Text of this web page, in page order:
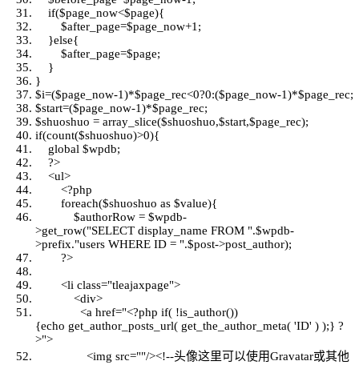
if($page_now<$page){
$after_page=$page_now+1;
}else{
$after_page=$page;
}
}
$i=($page_now-1)*$page_rec<0?0:($page_now-1)*$page_rec;
$start=($page_now-1)*$page_rec;
$shuoshuo = array_slice($shuoshuo,$start,$page_rec);
if(count($shuoshuo)>0){
global $wpdb;
?>
<ul>
<?php
foreach($shuoshuo as $value){
$authorRow = $wpdb-
>get_row("SELECT display_name FROM ".$wpdb-
>prefix."users WHERE ID = ".$post->post_author);
?>
<li class="tleajaxpage">
<div>
<a href="<?php if( !is_author())
{echo get_author_posts_url( get_the_author_meta( 'ID' ) );} ?
>">
<img src=""/><!--头像这里可以使用Gravatar或其他